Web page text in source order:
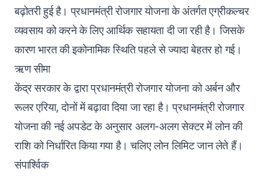
बढ़ोतरी हुई है। प्रधानमंत्री रोजगार योजना के अंतर्गत एग्रीकल्चर
व्यवसाय को करने के लिए आर्थिक सहायता दी जा रही है। जिसके
कारण भारत की इकोनामिक स्थिति पहले से ज्यादा बेहतर हो गई।
ऋण सीमा
केंद्र सरकार के द्वारा प्रधानमंत्री रोजगार योजना को अर्बन और
रूलर एरिया, दोनों में बढ़ावा दिया जा रहा है। प्रधानमंत्री रोजगार
योजना की नई अपडेट के अनुसार अलग-अलग सेक्टर में लोन की
राशि को निर्धारित किया गया है। चलिए लोन लिमिट जान लेते हैं।
संपार्श्विक